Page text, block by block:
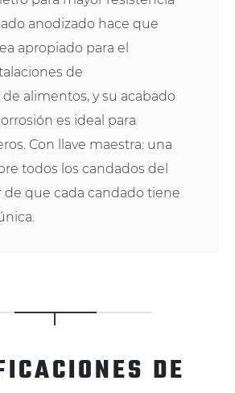
anodizado hace que
apropiado para el
de
alimentos, y su acabado
es ideal para
Con llave maestra: una
todos los candados del
de que cada candado tiene
DE